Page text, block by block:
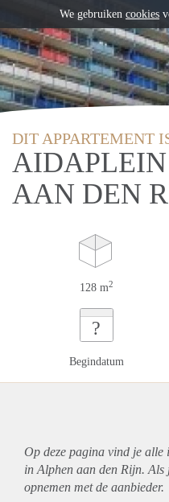
DIT APPARTEMENT
AAN DEN
128 m2
?
Begindatum
Op deze pagina vind je
in Alphen aan den Rijn. Als
opnemen met de aanbieder.
We gebruiken cookies